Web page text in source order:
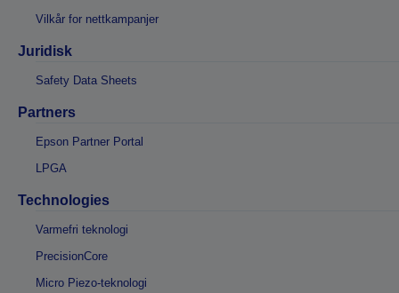
Vilkår for nettkampanjer
Juridisk
Safety Data Sheets
Partners
Epson Partner Portal
LPGA
Technologies
Varmefri teknologi
PrecisionCore
Micro Piezo-teknologi